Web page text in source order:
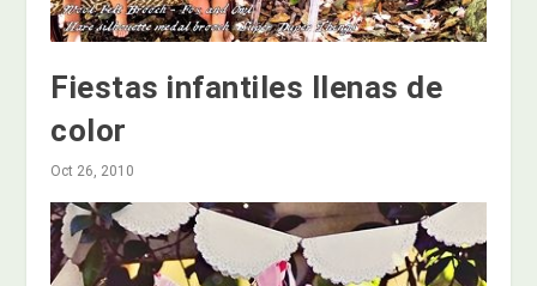
Fiestas infantiles llenas de
color
Oct 26, 2010